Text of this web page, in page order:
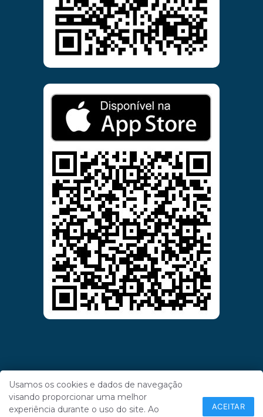
Usamos os cookies e dados de navegação
visando proporcionar uma melhor
experiência durante o uso do site. Ao
ACEITAR